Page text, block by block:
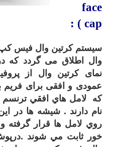
face
cap )
:
سیستم کرتین وال فیس کپ
وال اطلاق می گردد که
نمای کرتین وال از
عمودی و افقی برای فریم
که لامل هاي افقي ترنسم
نام دارند . شيشه ها در
روي لامل ها قرار
خور ثابت مي شوند